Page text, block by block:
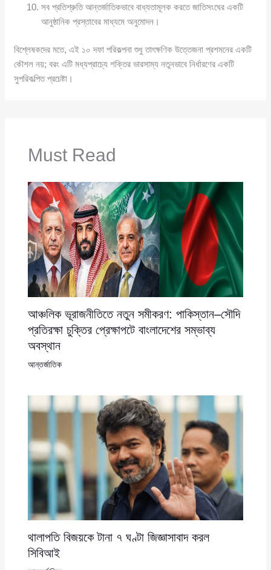
সব প্রতিশ্রুতি আন্তর্জাতিকভাবে বাধ্যতামূলক করতে জাতিসংঘের একটি
আনুষ্ঠানিক প্রস্তাবের মাধ্যমে অনুমোদন।
বিশ্লেষকদের মতে, এই ১০ দফা পরিকল্পনা শুধু তাৎক্ষণিক উত্তেজনা প্রশমনের একটি
কৌশল নয়; বরং এটি মধ্যপ্রাচ্যে শক্তির ভারসাম্য নতুনভাবে নির্ধারণের একটি
সুপরিকল্পিত প্রচেষ্টা।
Must Read
আঞ্চলিক ভূরাজনীতিতে নতুন সমীকরণ: পাকিস্তান–সৌদি
প্রতিরক্ষা চুক্তির প্রেক্ষাপটে বাংলাদেশের সম্ভাব্য
অবস্থান
আন্তর্জাতিক
থালাপতি বিজয়কে টানা ৭ ঘণ্টা জিজ্ঞাসাবাদ করল
সিবিআই